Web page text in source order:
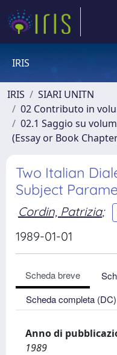
IRIS
IRIS
SIARI UNITN
02 Contributo in
02.1 Saggio su
(Essay or Book
Two Italian
Subject
Cordin, Patrizia;
1989-01-01
Scheda breve
Scheda completa (DC)
Anno di
1989